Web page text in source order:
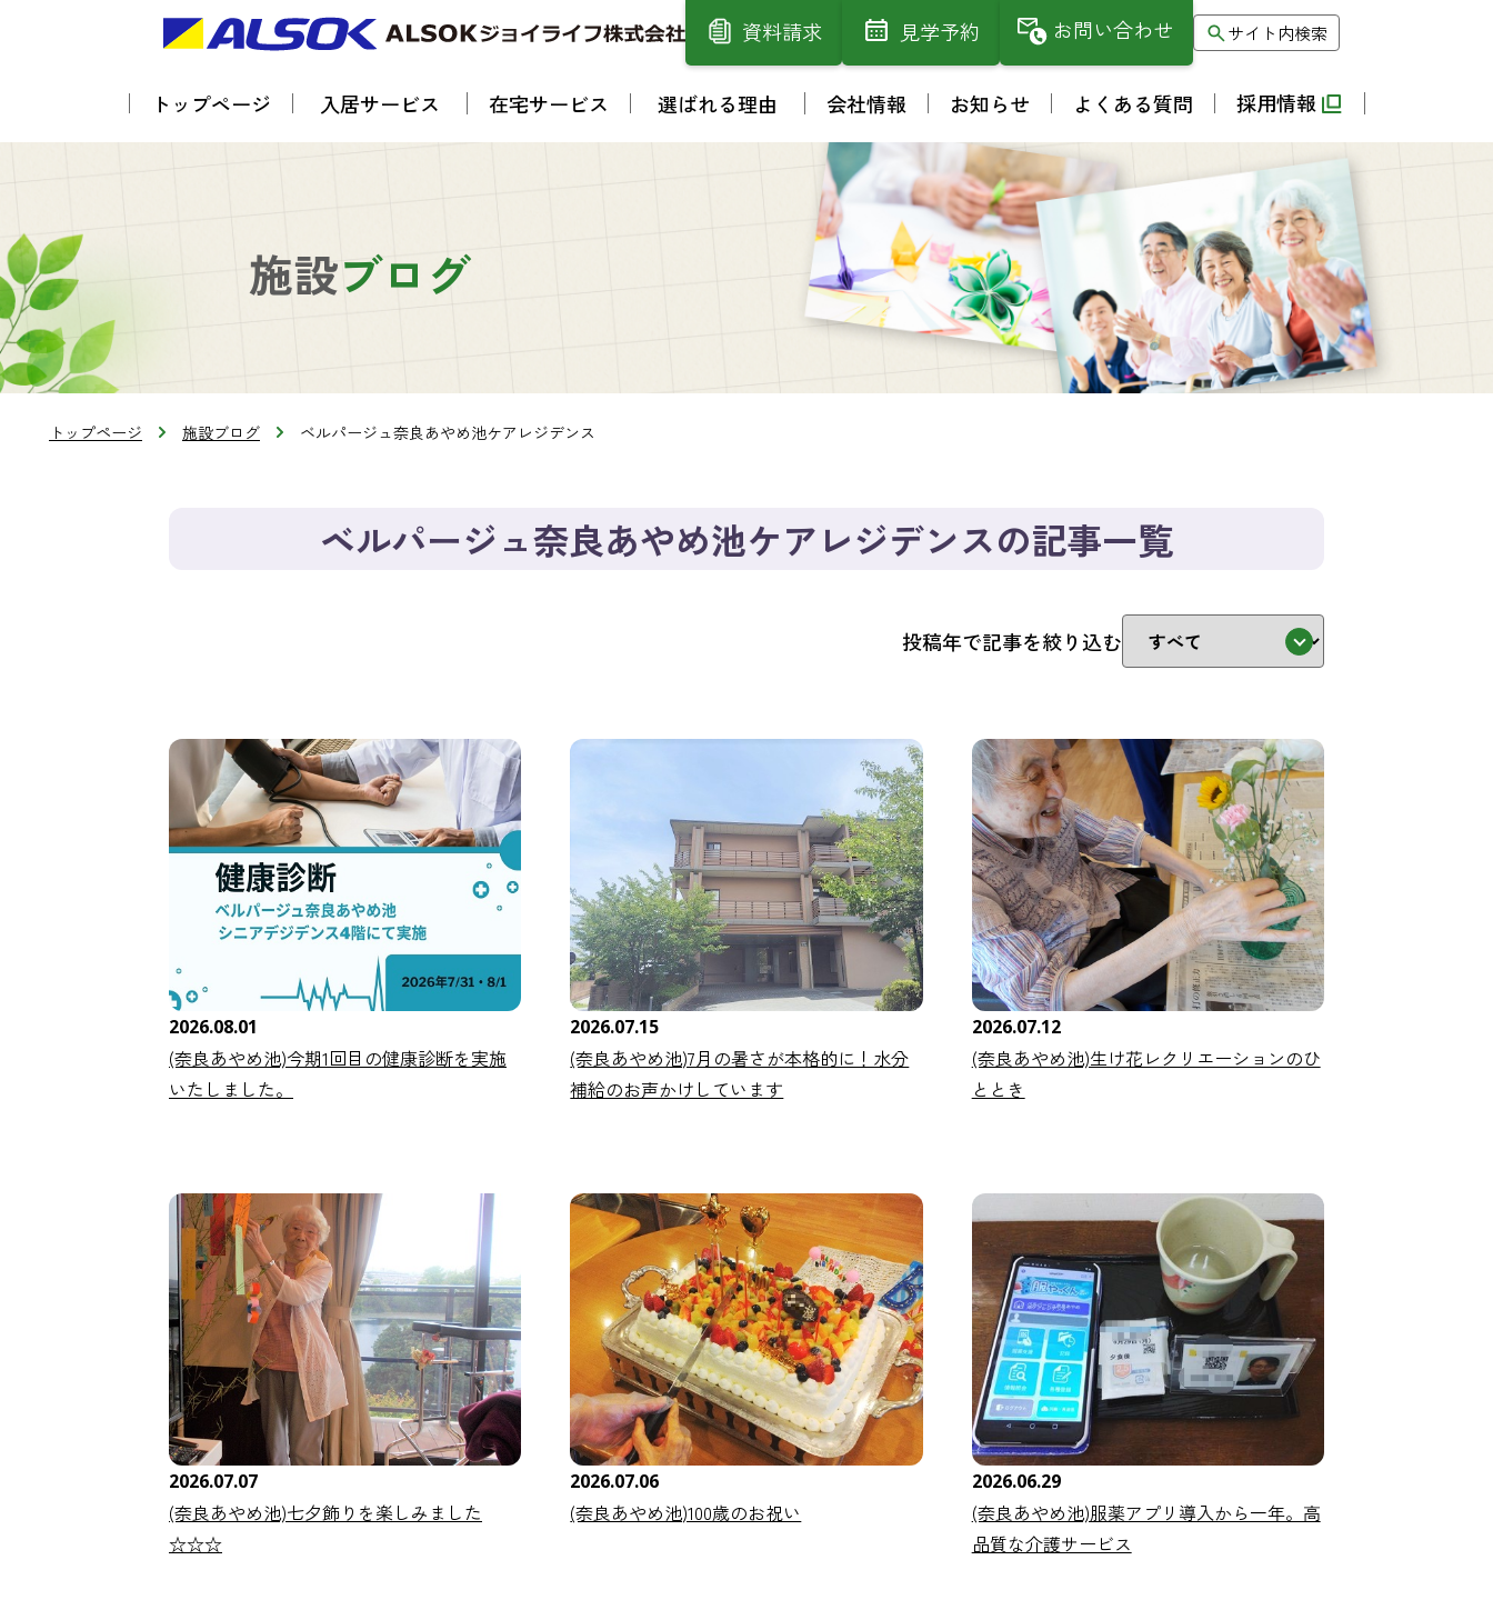
資料請求 見学予約 お問い合わせ サイト内検索
トップページ 入居サービス 在宅サービス 選ばれる理由 会社情報 お知らせ よくある質問 採用情報
施設ブログ
トップページ 施設ブログ ベルパージュ奈良あやめ池ケアレジデンス
ベルパージュ奈良あやめ池ケアレジデンスの記事一覧
投稿年で記事を絞り込む
2026.08.01
(奈良あやめ池)今期1回目の健康診断を実施
いたしました。
2026.07.15
(奈良あやめ池)7月の暑さが本格的に！水分
補給のお声かけしています
2026.07.12
(奈良あやめ池)生け花レクリエーションのひ
ととき
2026.07.07
(奈良あやめ池)七夕飾りを楽しみました
☆☆☆
2026.07.06
(奈良あやめ池)100歳のお祝い
2026.06.29
(奈良あやめ池)服薬アプリ導入から一年。高
品質な介護サービス